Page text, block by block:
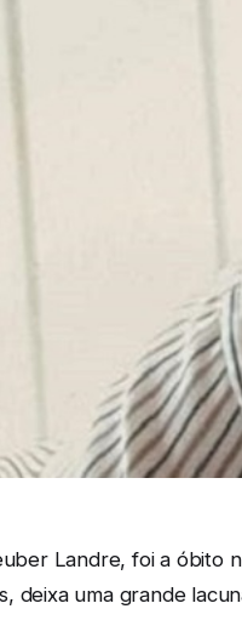
Landre, foi a óbito
deixa uma grande